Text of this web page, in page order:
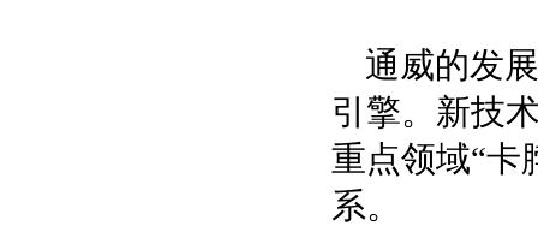
通威的发
引擎。新技
重点领域“卡
系。